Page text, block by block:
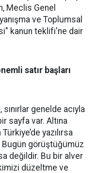
Meclis Genel
ve Toplumsal
kanun teklifi'ne dair
satır başları
genelde acıyla
sayfa var. Altına
yazılırsa
görüştüğümüz
değildir. Bu bir alver
düzeltme ve